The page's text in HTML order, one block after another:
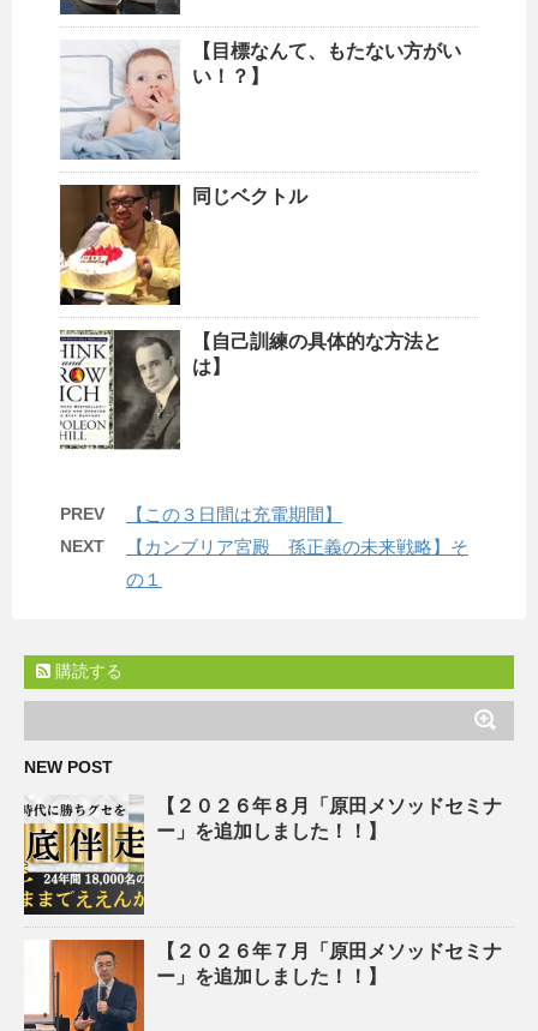
【目標なんて、もたない方がい
い！？】
同じベクトル
【自己訓練の具体的な方法と
は】
PREV 【この３日間は充電期間】
NEXT
【カンブリア宮殿 孫正義の未来戦略】そ
の１
購読する
NEW POST
【２０２６年８月「原田メソッドセミナ
ー」を追加しました！！】
【２０２６年７月「原田メソッドセミナ
ー」を追加しました！！】